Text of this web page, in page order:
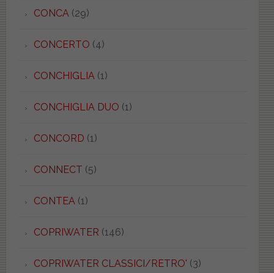
CONCA (29)
CONCERTO (4)
CONCHIGLIA (1)
CONCHIGLIA DUO (1)
CONCORD (1)
CONNECT (5)
CONTEA (1)
COPRIWATER (146)
COPRIWATER CLASSICI/RETRO' (3)